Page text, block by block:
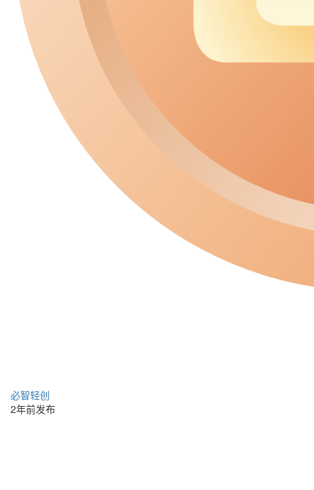
必智轻创
2年前发布